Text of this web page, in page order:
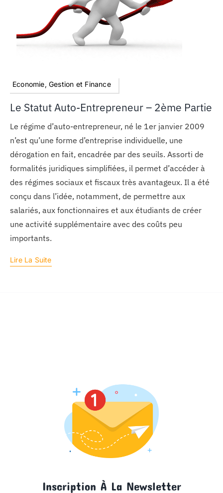
Economie, Gestion et Finance
Le Statut Auto-Entrepreneur – 2ème Partie
Le régime d’auto-entrepreneur, né le 1er janvier 2009
n’est qu’une forme d’entreprise individuelle, une
dérogation en fait, encadrée par des seuils. Assorti de
formalités juridiques simplifiées, il permet d’accéder à
des régimes sociaux et fiscaux très avantageux. Il a été
conçu dans l’idée, notamment, de permettre aux
salariés, aux fonctionnaires et aux étudiants de créer
une activité supplémentaire avec des coûts peu
importants.
Lire La Suite
Inscription À La Newsletter